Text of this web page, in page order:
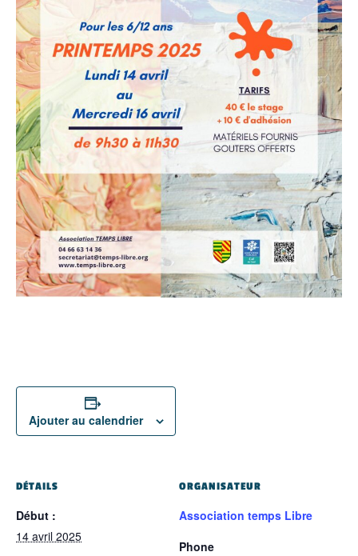
Ajouter au calendrier
DÉTAILS
Début :
14 avril 2025
ORGANISATEUR
Association temps Libre
Phone